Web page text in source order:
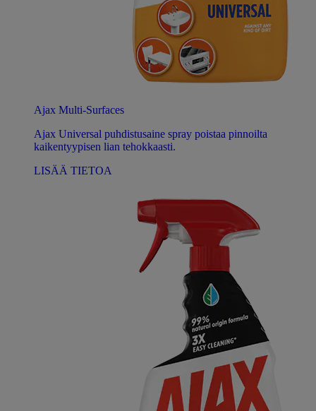
Ajax Multi-Surfaces
Ajax Universal puhdistusaine spray poistaa pinnoilta
kaikentyypisen lian tehokkaasti.
LISÄÄ TIETOA